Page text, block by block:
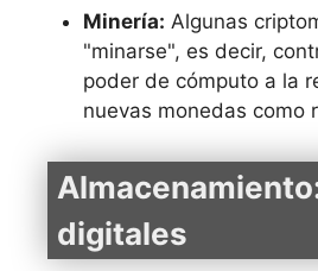
Minería: Algunas
"minarse", es decir,
poder de cómputo a la
nuevas monedas como
digitales